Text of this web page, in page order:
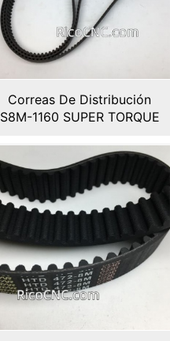
Correas De Distribución
S8M-1160 SUPER TORQUE